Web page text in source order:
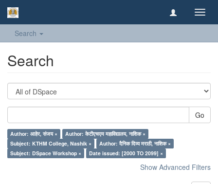
Search
Search
Go
Author: आहेर, संजय ×
Author: केटीएचएम महाविद्यालय, नाशिक ×
Subject: KTHM College, Nashik ×
Author: दैनिक दिव्य मराठी, नाशिक ×
Subject: DSpace Workshop ×
Date issued: [2000 TO 2099] ×
Show Advanced Filters